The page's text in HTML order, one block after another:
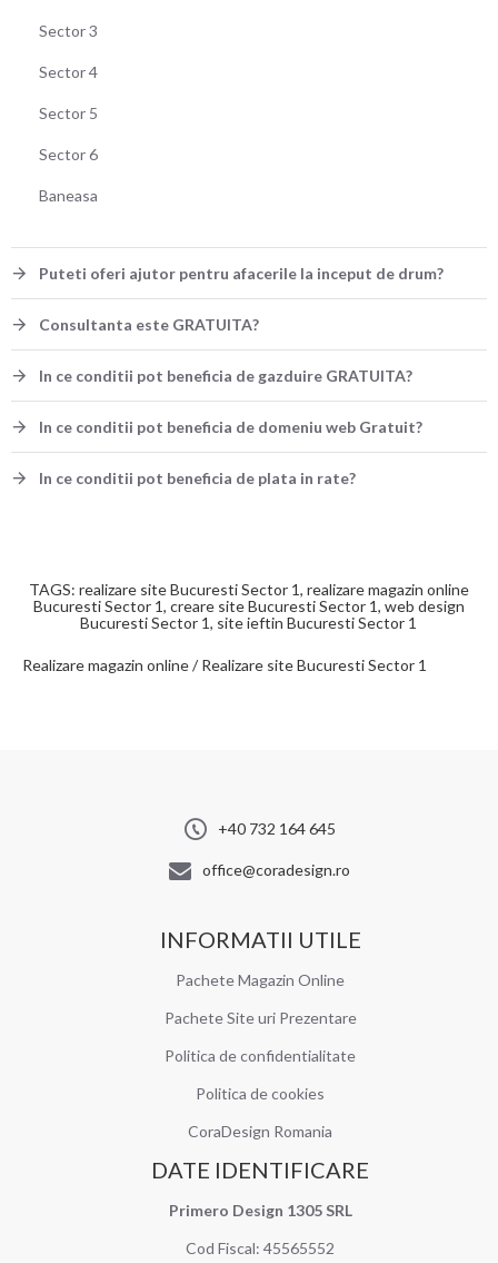
Sector 3
Sector 4
Sector 5
Sector 6
Baneasa
Puteti oferi ajutor pentru afacerile la inceput de drum?
Consultanta este GRATUITA?
In ce conditii pot beneficia de gazduire GRATUITA?
In ce conditii pot beneficia de domeniu web Gratuit?
In ce conditii pot beneficia de plata in rate?
TAGS: realizare site Bucuresti Sector 1, realizare magazin online
Bucuresti Sector 1, creare site Bucuresti Sector 1, web design
Bucuresti Sector 1, site ieftin Bucuresti Sector 1
Realizare magazin online / Realizare site Bucuresti Sector 1
+40 732 164 645
office@coradesign.ro
INFORMATII UTILE
Pachete Magazin Online
Pachete Site uri Prezentare
Politica de confidentialitate
Politica de cookies
CoraDesign Romania
DATE IDENTIFICARE
Primero Design 1305 SRL
Cod Fiscal: 45565552